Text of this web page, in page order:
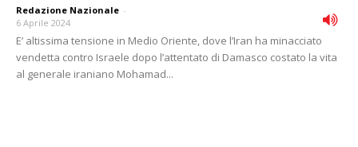
Redazione Nazionale -
6 Aprile 2024
E’ altissima tensione in Medio Oriente, dove l’Iran ha minacciato
vendetta contro Israele dopo l’attentato di Damasco costato la vita
al generale iraniano Mohamad...